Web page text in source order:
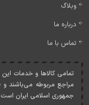
وبلاگ
درباره ما
تماس با ما
تمامی کالاها و خدمات
مراجع مربوطه می‌باشند و
جمهوری اسلامی ايران است.